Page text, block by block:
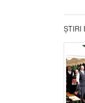
ȘTIRI